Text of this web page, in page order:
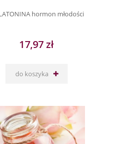
hormon młodości
17,97 zł
do koszyka